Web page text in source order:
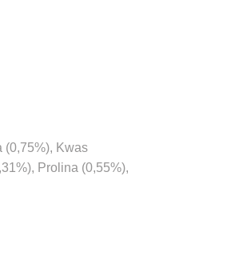
(0,75%), Kwas
Prolina (0,55%),